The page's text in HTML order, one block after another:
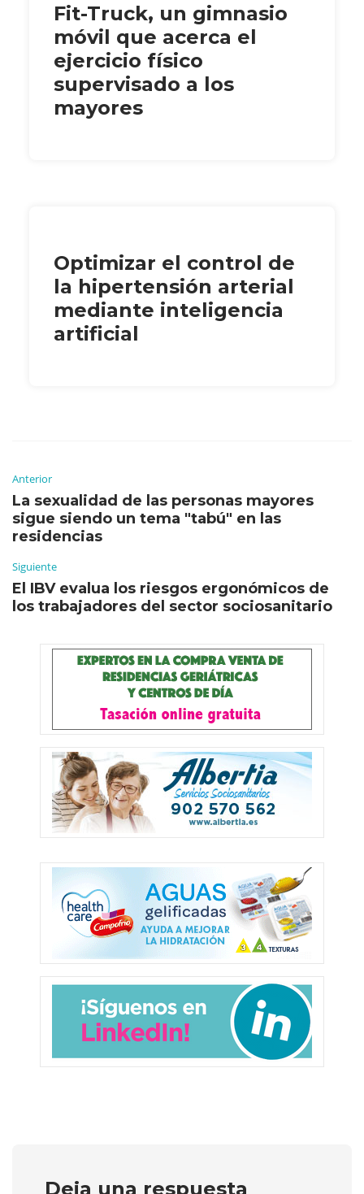
Fit-Truck, un gimnasio
móvil que acerca el
ejercicio físico
supervisado a los
mayores
Optimizar el control de
la hipertensión arterial
mediante inteligencia
artificial
Anterior
La sexualidad de las personas mayores
sigue siendo un tema "tabú" en las
residencias
Siguiente
El IBV evalua los riesgos ergonómicos de
los trabajadores del sector sociosanitario
Deja una respuesta